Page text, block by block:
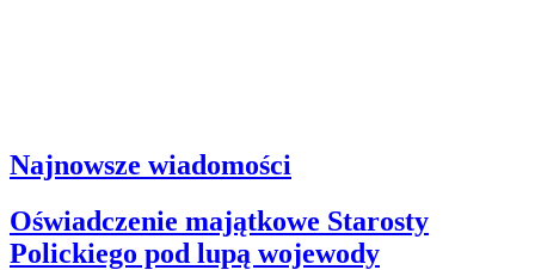
Najnowsze wiadomości
Oświadczenie majątkowe Starosty
Polickiego pod lupą wojewody